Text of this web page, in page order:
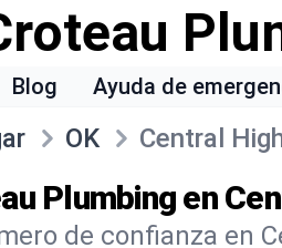
Blog Ayuda de
OK Central
Plumbing en
de confianza en